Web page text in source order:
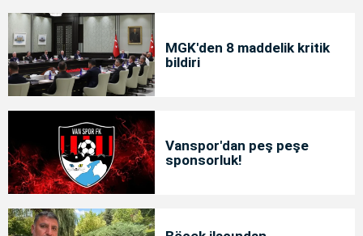
MGK'den 8 maddelik kritik
bildiri
Vanspor'dan peş peşe
sponsorluk!